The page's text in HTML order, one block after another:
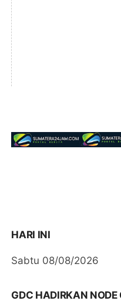
HARI INI
Sabtu 08/08/2026
GDC HADIRKAN NODE